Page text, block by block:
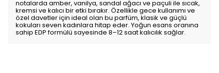
notalarda amber, vanilya, sandal ağacı ve paçuli ile sıcak,
kremsi ve kalıcı bir etki bırakır. Özellikle gece kullanımı ve
özel davetler için ideal olan bu parfüm, klasik ve güçlü
kokuları seven kadınlara hitap eder. Yoğun esans oranına
sahip EDP formülü sayesinde 8–12 saat kalıcılık sağlar.